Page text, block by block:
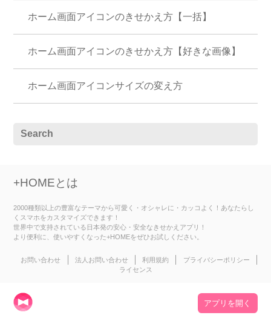
ホーム画面アイコンのきせかえ方【一括】
ホーム画面アイコンのきせかえ方【好きな画像】
ホーム画面アイコンサイズの変え方
+HOMEとは
2000種類以上の豊富なテーマから可愛く・オシャレに・カッコよく！あなたらし
くスマホをカスタマイズできます！
世界中で支持されている日本発の安心・安全なきせかえアプリ！
より便利に、使いやすくなった+HOMEをぜひお試しください。
お問い合わせ 法人お問い合わせ 利用規約
プライバシーポリシー
ライセンス
アプリを開く